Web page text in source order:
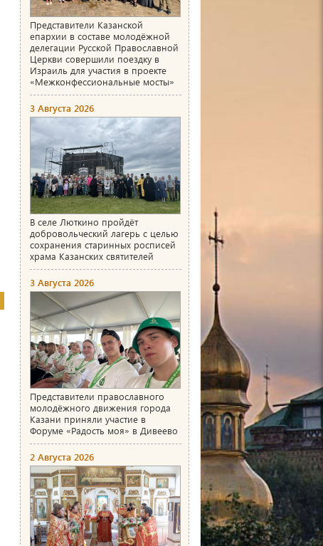
Представители Казанской
епархии в составе молодёжной
делегации Русской Православной
Церкви совершили поездку в
Израиль для участия в проекте
«Межконфессиональные мосты»
3 Августа 2026
В селе Люткино пройдёт
добровольческий лагерь с целью
сохранения старинных росписей
храма Казанских святителей
3 Августа 2026
Представители православного
молодёжного движения города
Казани приняли участие в
Форуме «Радость моя» в Дивеево
2 Августа 2026